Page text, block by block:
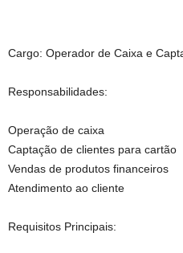
Cargo: Operador de Caixa e
Responsabilidades:
Operação de caixa
Captação de clientes para cartão
Vendas de produtos financeiros
Atendimento ao cliente
Requisitos Principais: